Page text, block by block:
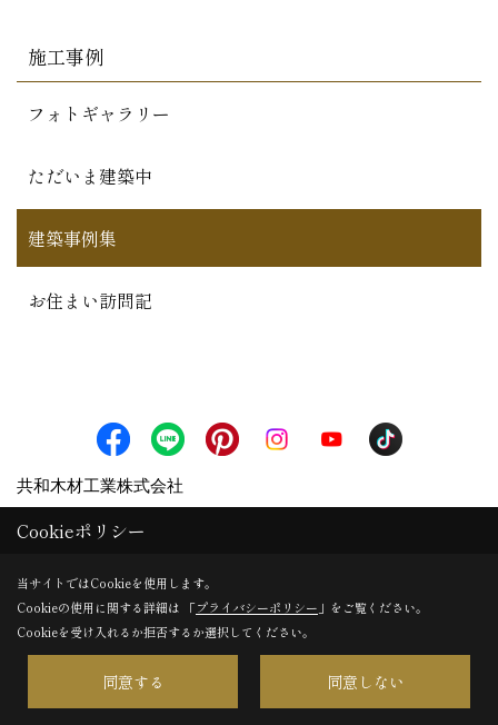
施工事例
フォトギャラリー
ただいま建築中
建築事例集
お住まい訪問記
共和木材工業株式会社
TEL： 0573-75-2071
FAX：0573-75-3381
＜営業時間＞8:00～17:00
＜定休日＞第2・第4土、日祝日、その他会社規定による
Cookieポリシー
当サイトではCookieを使用します。
Cookieの使用に関する詳細は 「プライバシーポリシー 」をご覧ください。
Cookieを受け入れるか拒否するか選択してください。
同意する 同意しない